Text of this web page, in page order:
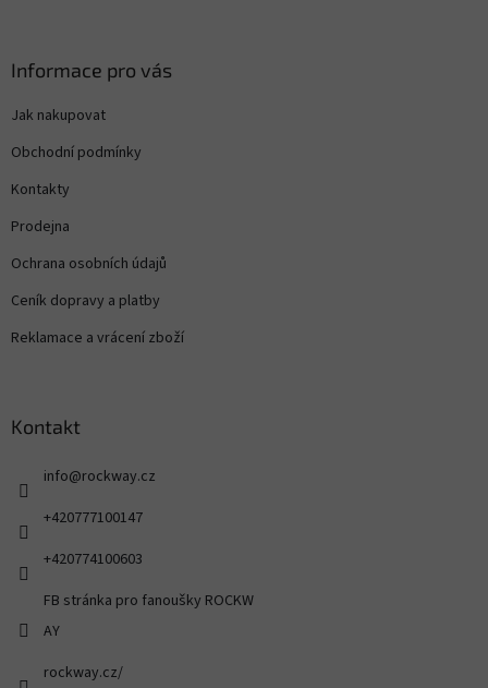
Informace pro vás
Jak nakupovat
Obchodní podmínky
Kontakty
Prodejna
Ochrana osobních údajů
Ceník dopravy a platby
Reklamace a vrácení zboží
Kontakt
info@rockway.cz
+420777100147
+420774100603
FB stránka pro fanoušky ROCKW
AY
rockway.cz/